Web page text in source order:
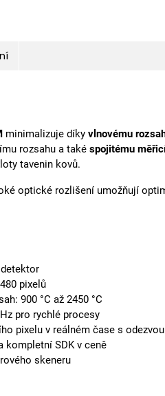
minimalizuje díky vlnovému
rozsahu a také spojitému
tavenin kovů.
optické rozlišení umožňují
pixelů
900 °C až 2450 °C
pro rychlé procesy
pixelu v reálném čase s
kompletní SDK v ceně
skeneru